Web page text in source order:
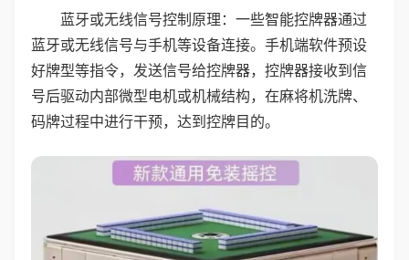
蓝牙或无线信号控制原理：一些智能控牌器通过
蓝牙或无线信号与手机等设备连接。手机端软件预设
好牌型等指令，发送信号给控牌器，控牌器接收到信
号后驱动内部微型电机或机械结构，在麻将机洗牌、
码牌过程中进行干预，达到控牌目的。